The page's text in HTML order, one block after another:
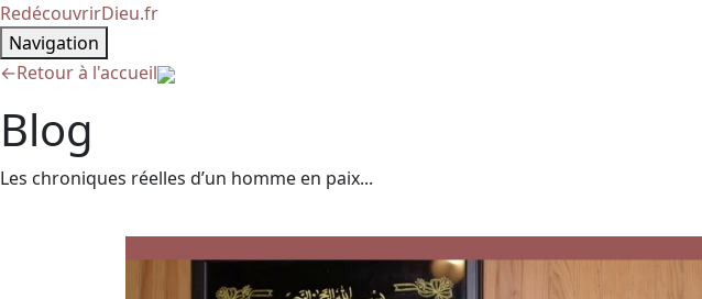
RedécouvrirDieu.fr
Navigation
←Retour à l'accueil
Blog
Les chroniques réelles d’un homme en paix...